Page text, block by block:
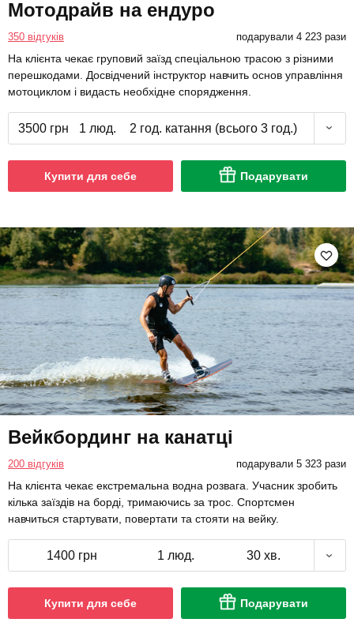
Мотодрайв на ендуро
350 відгуків подарували 4 223 рази
На клієнта чекає груповий заїзд спеціальною трасою з різними
перешкодами. Досвідчений інструктор навчить основ управління
мотоциклом і видасть необхідне спорядження.
3500 грн 1 люд. 2 год. катання (всього 3 год.)
Купити для себе Подарувати
Вейкбординг на канатці
200 відгуків подарували 5 323 рази
На клієнта чекає екстремальна водна розвага. Учасник зробить
кілька заїздів на борді, тримаючись за трос. Спортсмен
навчиться стартувати, повертати та стояти на вейку.
1400 грн 1 люд. 30 хв.
Купити для себе Подарувати